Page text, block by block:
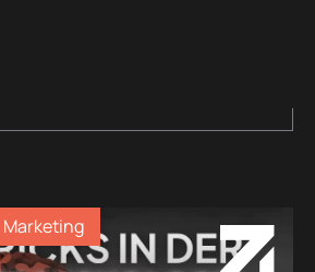
Marketing